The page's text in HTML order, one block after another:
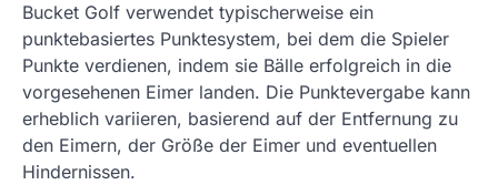
Bucket Golf verwendet typischerweise ein
punktebasiertes Punktesystem, bei dem die Spieler
Punkte verdienen, indem sie Bälle erfolgreich in die
vorgesehenen Eimer landen. Die Punktevergabe kann
erheblich variieren, basierend auf der Entfernung zu
den Eimern, der Größe der Eimer und eventuellen
Hindernissen.